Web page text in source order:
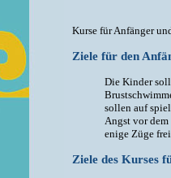
Kurse für Anfänger
Ziele für den
Die Kinder
sollen auf
Angst vor dem
enige Züge
Ziele des Kurses